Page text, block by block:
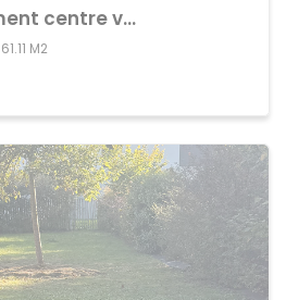
Achat Appartement centre ville
61.11 M2